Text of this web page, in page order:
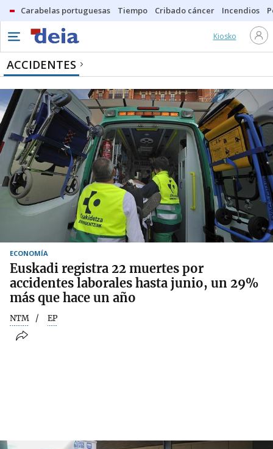
Carabelas portuguesas Tiempo Cribado cáncer Incendios
Kiosko
ACCIDENTES
ECONOMÍA
Euskadi registra 22 muertes por
accidentes laborales hasta junio, un 29%
más que hace un año
NTM EP